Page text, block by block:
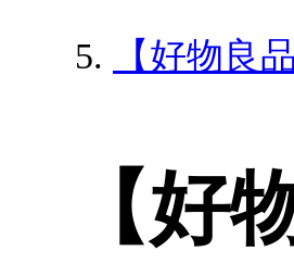
【好物良
【好